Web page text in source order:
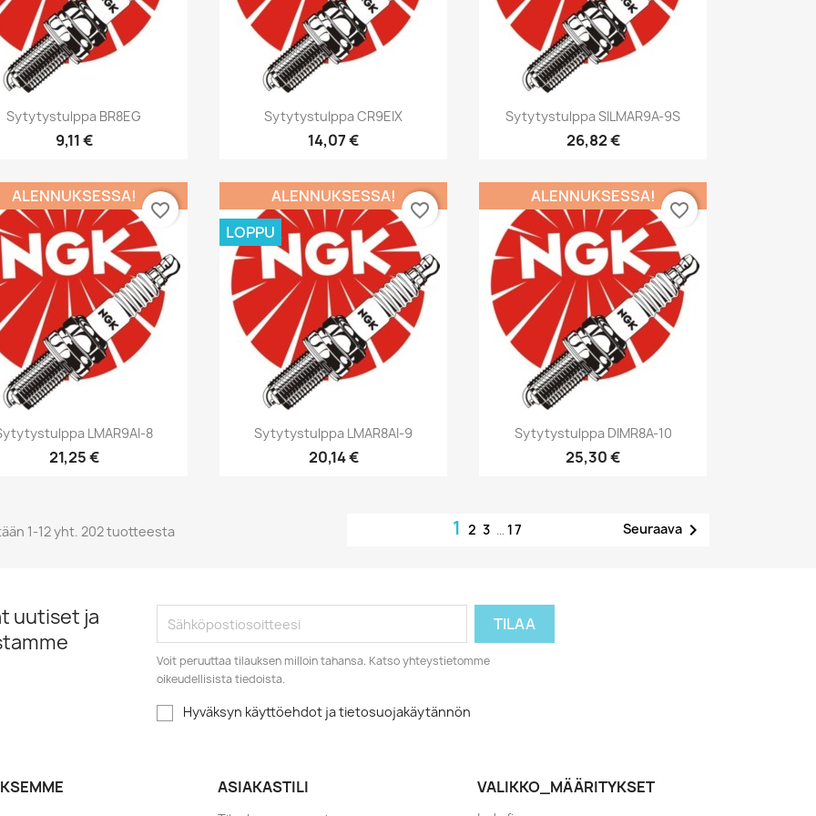
Pikakatselu
Sytytystulppa BR8EG
9,11 €
Pikakatselu
Sytytystulppa CR9EIX
14,07 €
Pikakatselu
Sytytystulppa SILMAR9A-9S
26,82 €
Pikakatselu
LMAR9AI-8
21,25 €
ALENNUKSESSA!
favorite_border
Pikakatselu
Sytytystulppa LMAR8AI-9
20,14 €
ALENNUKSESSA!
LOPPU
favorite_border
Pikakatselu
Sytytystulppa DIMR8A-10
25,30 €
ALENNUKSESSA!
favorite_border
1-12 yht. 202 tuotteesta 1 2 3 … 17 Seuraava
uutiset ja
Voit peruuttaa tilauksen milloin tahansa. Katso yhteystietomme
oikeudellisista tiedoista.
Hyväksyn käyttöehdot ja tietosuojakäytännön
ASIAKASTILI VALIKKO_MÄÄRITYKSET